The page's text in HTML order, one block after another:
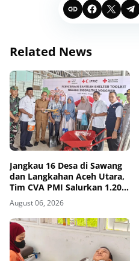
Related News
Jangkau 16 Desa di Sawang
dan Langkahan Aceh Utara,
Tim CVA PMI Salurkan 1.200
Paket Shelter Toolkit
August 06, 2026